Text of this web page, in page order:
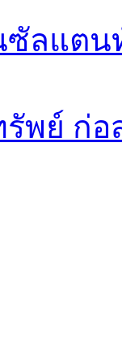
ลแตน
พย์ ก่